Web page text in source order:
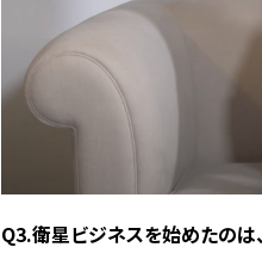
Q3.衛星ビジネスを始めたのは